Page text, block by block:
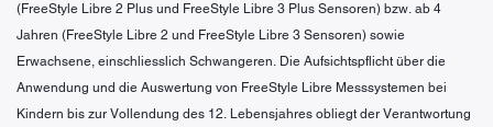
(FreeStyle Libre 2 Plus und FreeStyle Libre 3 Plus Sensoren) bzw. ab 4
Jahren (FreeStyle Libre 2 und FreeStyle Libre 3 Sensoren) sowie
Erwachsene, einschliesslich Schwangeren. Die Aufsichtspflicht über die
Anwendung und die Auswertung von FreeStyle Libre Messsystemen bei
Kindern bis zur Vollendung des 12. Lebensjahres obliegt der Verantwortung